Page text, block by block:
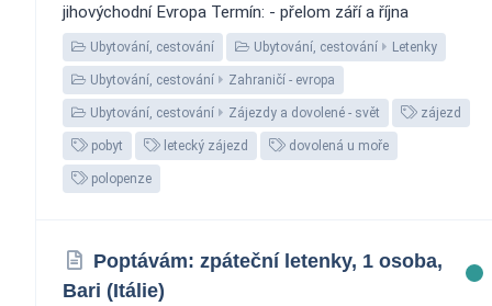
jihovýchodní Evropa Termín: - přelom září a října
Ubytování, cestování Ubytování, cestování Letenky
Ubytování, cestování Zahraničí - evropa
Ubytování, cestování Zájezdy a dovolené - svět zájezd
pobyt letecký zájezd dovolená u moře
polopenze
Poptávám: zpáteční letenky, 1 osoba,
Bari (Itálie)